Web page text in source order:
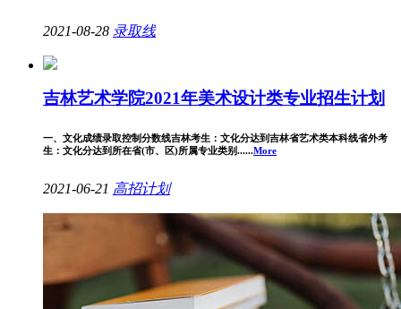
2021-08-28 录取线
吉林艺术学院2021年美术设计类专业招生计划
一、文化成绩录取控制分数线吉林考生：文化分达到吉林省艺术类本科线省外考
生：文化分达到所在省(市、区)所属专业类别......More
2021-06-21 高招计划